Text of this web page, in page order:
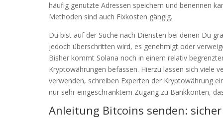
häufig genutzte Adressen speichern und benennen
Methoden sind auch Fixkosten gängig.
Du bist auf der Suche nach Diensten bei denen Du
jedoch überschritten wird, es genehmigt oder
Bisher kommt Solana noch in einem relativ
Kryptowährungen befassen. Hierzu lassen sich viele
verwenden, schreiben Experten der Kryptowährung
nur sehr eingeschränktem Zugang zu Bankkonten,
Anleitung Bitcoins senden: